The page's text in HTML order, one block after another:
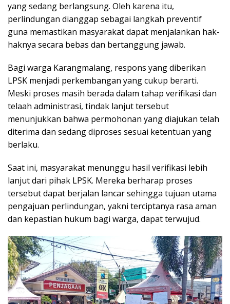
yang sedang berlangsung. Oleh karena itu,
perlindungan dianggap sebagai langkah preventif
guna memastikan masyarakat dapat menjalankan hak-
haknya secara bebas dan bertanggung jawab.
Bagi warga Karangmalang, respons yang diberikan
LPSK menjadi perkembangan yang cukup berarti.
Meski proses masih berada dalam tahap verifikasi dan
telaah administrasi, tindak lanjut tersebut
menunjukkan bahwa permohonan yang diajukan telah
diterima dan sedang diproses sesuai ketentuan yang
berlaku.
Saat ini, masyarakat menunggu hasil verifikasi lebih
lanjut dari pihak LPSK. Mereka berharap proses
tersebut dapat berjalan lancar sehingga tujuan utama
pengajuan perlindungan, yakni terciptanya rasa aman
dan kepastian hukum bagi warga, dapat terwujud.